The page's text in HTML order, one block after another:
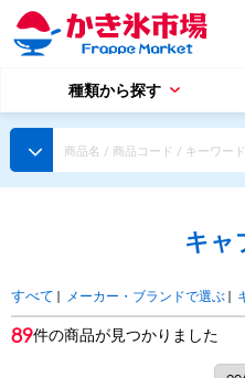
種類から探す
かき氷専用シロップ
天然着
蜜・シロップ
用途で選ぶ
キャ
すべて | メーカー・ブランドで選ぶ|
89件の商品が見つかりました